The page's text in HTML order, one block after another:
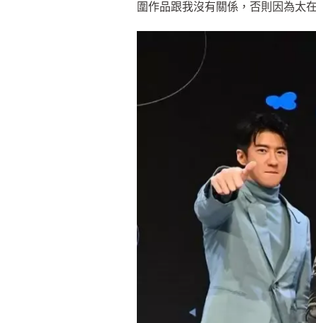
圍作品跟我沒有關係，否則因為太